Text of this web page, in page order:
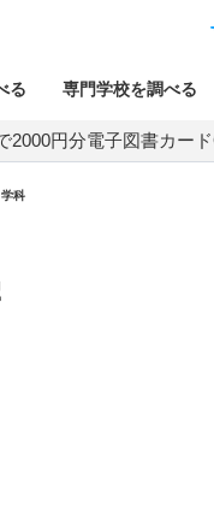
る 専門学校を調べる
2000円分電子図書カー
科